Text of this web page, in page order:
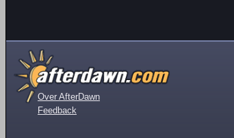
Over AfterDawn
Feedback